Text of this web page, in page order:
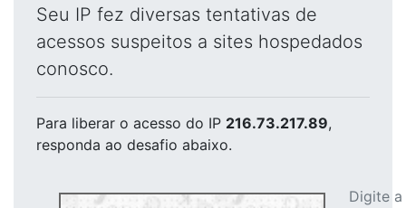
Seu IP fez diversas tentativas de
acessos suspeitos a sites hospedados
conosco.
Para liberar o acesso do IP 216.73.217.89,
responda ao desafio abaixo.
Digite